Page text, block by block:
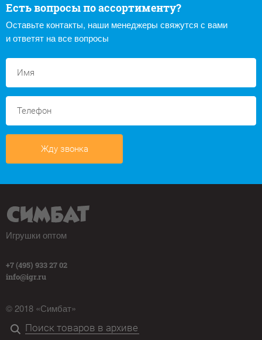
Есть вопросы по ассортименту?
Оставьте контакты, наши менеджеры свяжутся с вами
и ответят на все вопросы
Жду звонка
Игрушки оптом
+7 (495) 933 27 02
info@igr.ru
© 2018 «Симбат»